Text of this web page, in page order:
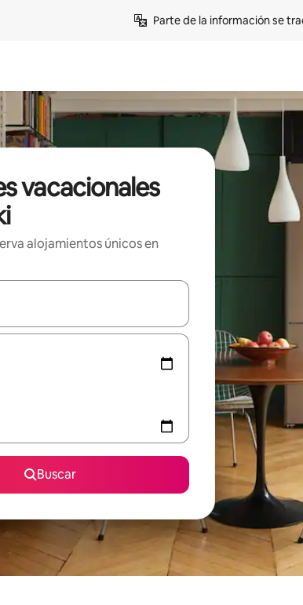
Parte de la información se
vacacionales
alojamientos únicos en
estén disponibles, navega con las teclas de flecha
Buscar